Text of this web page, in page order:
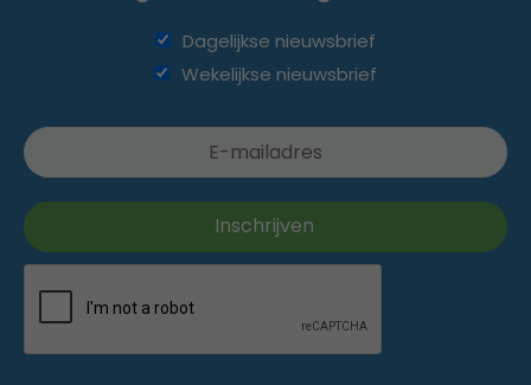
Dagelijkse nieuwsbrief
Wekelijkse nieuwsbrief